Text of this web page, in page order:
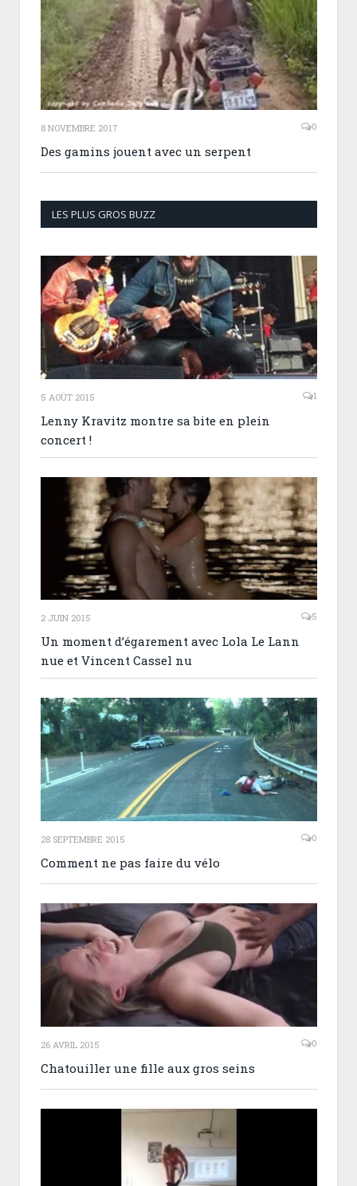
8 NOVEMBRE 2017 0
Des gamins jouent avec un serpent
LES PLUS GROS BUZZ
5 AOÛT 2015 1
Lenny Kravitz montre sa bite en plein
concert !
2 JUIN 2015 5
Un moment d’égarement avec Lola Le Lann
nue et Vincent Cassel nu
28 SEPTEMBRE 2015 0
Comment ne pas faire du vélo
26 AVRIL 2015 0
Chatouiller une fille aux gros seins